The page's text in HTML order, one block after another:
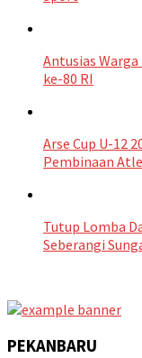
Antusias Warga
ke-80 RI
Arse Cup U-12
Pembinaan
Tutup Lomba
Seberangi
PEKANBARU